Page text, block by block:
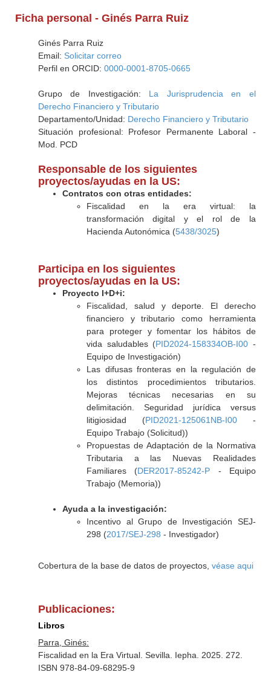
Ficha personal - Ginés Parra Ruiz
Ginés Parra Ruiz
Email: Solicitar correo
Perfil en ORCID: 0000-0001-8705-0665
Grupo de Investigación: La Jurisprudencia en el
Derecho Financiero y Tributario
Departamento/Unidad: Derecho Financiero y Tributario
Situación profesional: Profesor Permanente Laboral -
Mod. PCD
Responsable de los siguientes
proyectos/ayudas en la US:
Contratos con otras entidades:
Fiscalidad en la era virtual: la
transformación digital y el rol de la
Hacienda Autonómica (5438/3025)
Participa en los siguientes
proyectos/ayudas en la US:
Proyecto I+D+i:
Fiscalidad, salud y deporte. El derecho
financiero y tributario como herramienta
para proteger y fomentar los hábitos de
vida saludables (PID2024-158334OB-I00 -
Equipo de Investigación)
Las difusas fronteras en la regulación de
los distintos procedimientos tributarios.
Mejoras técnicas necesarias en su
delimitación. Seguridad jurídica versus
litigiosidad (PID2021-125061NB-I00-
Equipo Trabajo (Solicitud))
Propuestas de Adaptación de la Normativa
Tributaria a las Nuevas Realidades
Familiares (DER2017-85242-P - Equipo
Trabajo (Memoria))
Ayuda a la investigación:
Incentivo al Grupo de Investigación SEJ-
298 (2017/SEJ-298 - Investigador)
Cobertura de la base de datos de proyectos, véase aqui
Publicaciones:
Libros
Parra, Ginés:
Fiscalidad en la Era Virtual. Sevilla. Iepha. 2025. 272.
ISBN 978-84-09-68295-9